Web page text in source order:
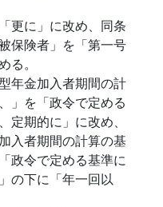
更に」に改め、同条
保険者」を「第一号
る。
年金加入者期間の計
」を「政令で定める
定期的に」に改め、
入者期間の計算の基
政令で定める基準に
の下に「年一回以